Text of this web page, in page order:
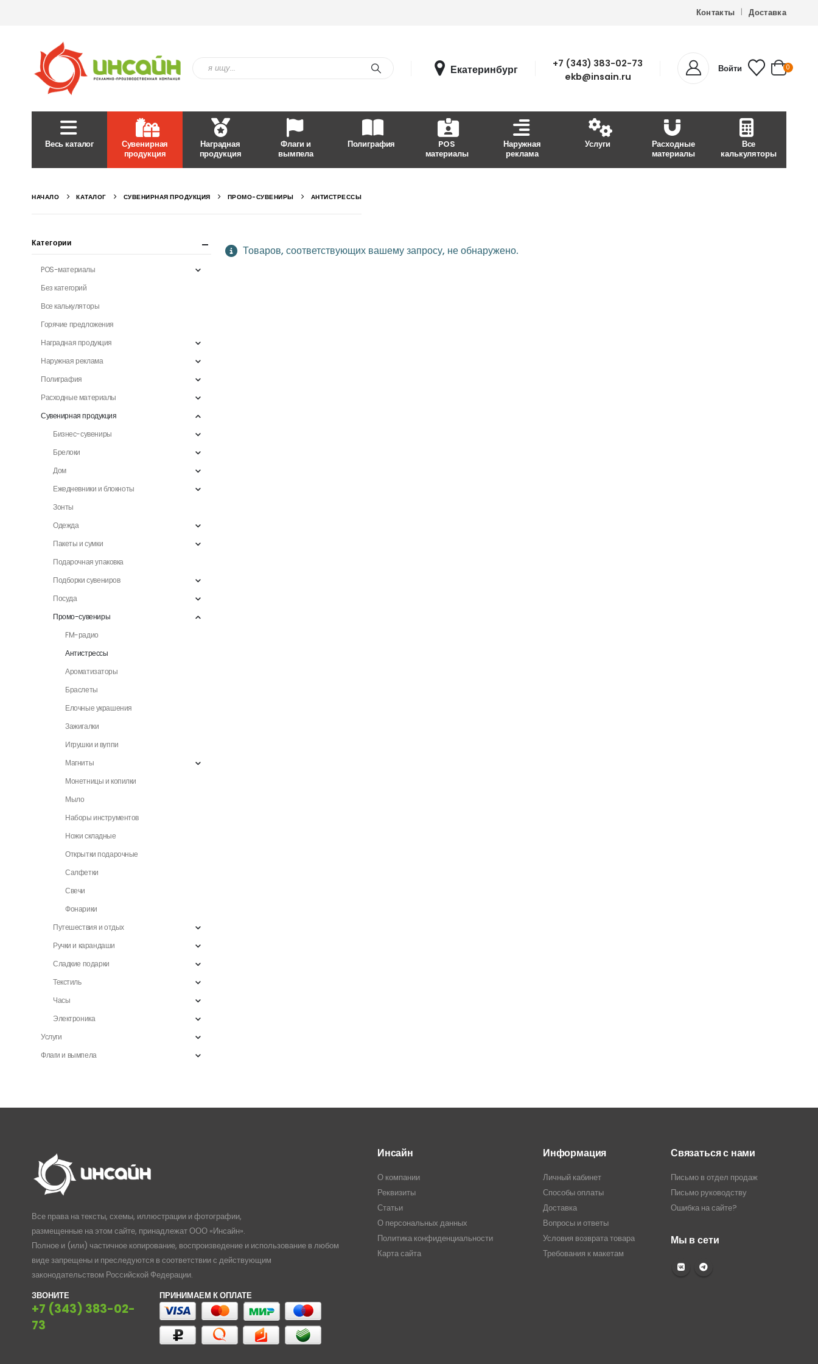
Контакты Доставка
Екатеринбург
+7 (343) 383-02-73
ekb@insain.ru
Войти 0
Весь каталог
Сувенирная
продукция
Наградная
продукция
Флаги и
вымпела
Полиграфия
POS
материалы
Наружная
реклама
Услуги
Расходные
материалы
Все
калькуляторы
НАЧАЛО КАТАЛОГ СУВЕНИРНАЯ ПРОДУКЦИЯ ПРОМО-СУВЕНИРЫ АНТИСТРЕССЫ
Товаров, соответствующих вашему запросу, не обнаружено.
Категории
POS-материалы
Без категорий
Все калькуляторы
Горячие предложения
Наградная продукция
Наружная реклама
Полиграфия
Расходные материалы
Сувенирная продукция
Бизнес-сувениры
Брелоки
Дом
Ежедневники и блокноты
Зонты
Одежда
Пакеты и сумки
Подарочная упаковка
Подборки сувениров
Посуда
Промо-сувениры
FM-радио
Антистрессы
Ароматизаторы
Браслеты
Елочные украшения
Зажигалки
Игрушки и вуппи
Магниты
Монетницы и копилки
Мыло
Наборы инструментов
Ножи складные
Открытки подарочные
Салфетки
Свечи
Фонарики
Путешествия и отдых
Ручки и карандаши
Сладкие подарки
Текстиль
Часы
Электроника
Услуги
Флаги и вымпела
Все права на тексты, схемы, иллюстрации и фотографии,
размещенные на этом сайте, принадлежат ООО «Инсайн».
Полное и (или) частичное копирование, воспроизведение и использование в любом
виде запрещены и преследуются в соответствии с действующим
законодательством Российской Федерации.
ЗВОНИТЕ
+7 (343) 383-02-
73
ПРИНИМАЕМ К ОПЛАТЕ
Инсайн
О компании
Реквизиты
Статьи
О персональных данных
Политика конфиденциальности
Карта сайта
Информация
Личный кабинет
Способы оплаты
Доставка
Вопросы и ответы
Условия возврата товара
Требования к макетам
Связаться с нами
Письмо в отдел продаж
Письмо руководству
Ошибка на сайте?
Мы в сети